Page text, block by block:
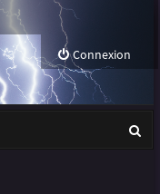
Connexion